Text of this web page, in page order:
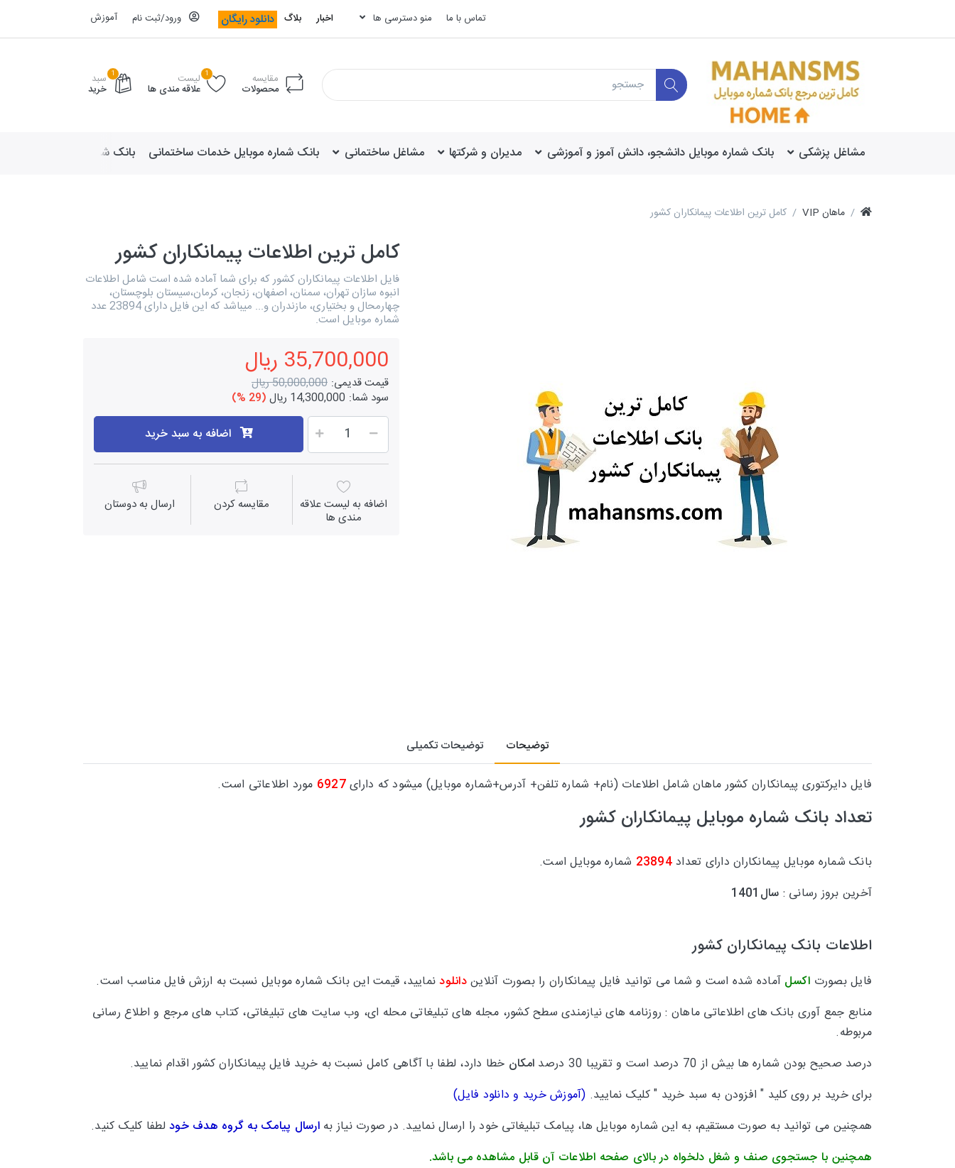
تماس با ما منو دسترسی ها اخبار بلاگ دانلود رایگان ورود/ثبت نام آموزش
مقایسه
محصولات
1 لیست
علاقه مندی ها
1 سبد
خرید
مشاغل پزشکی بانک شماره موبایل دانشجو، دانش آموز و آموزشی مدیران و شرکتها مشاغل ساختمانی بانک شماره موبایل خدمات ساختمانی بانک شماره موبایل لوازم
VIP ماهان کامل ترین اطلاعات پیمانکاران کشور
کامل ترین اطلاعات پیمانکاران کشور
فایل اطلاعات پیمانکاران کشور که برای شما آماده شده است شامل اطلاعات
انبوه سازان تهران، سمنان، اصفهان، زنجان، کرمان،سیستان بلوچستان،
چهارمحال و بختیاری، مازندران و... میباشد که این فایل دارای 23894 عدد
شماره موبایل است.
35,700,000 ریال
قیمت قدیمی: 50,000,000 ریال
سود شما: 14,300,000 ریال (29 %)
اضافه به سبد خرید
اضافه به لیست علاقه
مندی ها
مقايسه كردن ارسال به دوستان
توضیحات توضیحات تکمیلی
فایل دایرکتوری پیمانکاران کشور ماهان شامل اطلاعات (نام+ شماره تلفن+ آدرس+شماره موبایل) میشود که دارای6927 مورد اطلاعاتی است.
تعداد بانک شماره موبایل پیمانکاران کشور
بانک شماره موبایل پیمانکاران دارای تعداد23894 شماره موبایل است.
آخرین بروز رسانی : سال1401
اطلاعات بانک پیمانکاران کشور
فایل بصورت اکسل آماده شده است و شما می توانید فایل پیمانکاران را بصورت آنلایندانلودنمایید، قیمت این بانک شماره موبایل نسبت به ارزش فایل مناسب است.
منابع جمع آوری بانک های اطلاعاتی ماهان : روزنامه های نیازمندی سطح کشور، مجله های تبلیغاتی محله ای، وب سایت های تبلیغاتی، کتاب های مرجع و اطلاع رسانی
مربوطه.
درصد صحیح بودن شماره ها بیش از 70 درصد است و تقریبا 30 درصد
امکان خطا دارد، لطفا با آگاهی کامل نسبت به خرید فایل پیمانکاران کشور اقدام نمایید.
برای خرید بر روی کلید " افزودن به سبد خرید " کلیک نمایید. (آموزش خرید و دانلود فایل)
همچنین می توانید به صورت مستقیم، به این شماره موبایل ها، پیامک تبلیغاتی خود را ارسال نمایید. در صورت نیاز بهارسال پیامک به گروه هدف خود لطفا کلیک کنید.
همچنین با جستجوی صنف و شغل دلخواه در بالای صفحه اطلاعات آن قابل مشاهده می باشد.